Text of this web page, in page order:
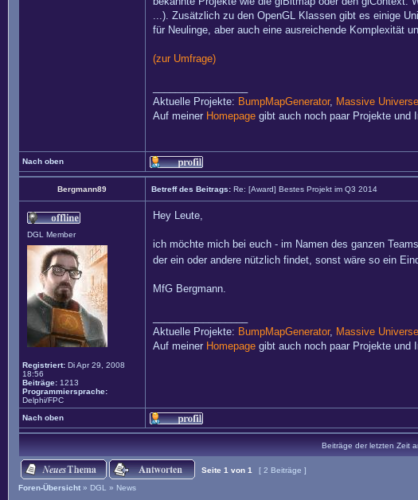
...). Zusätzlich zu den OpenGL Klassen gibt es einige
für Neulinge, aber auch eine ausreichende Komplexität
(zur Umfrage)
Aktuelle Projekte: BumpMapGenerator, Massive
Auf meiner Homepage gibt auch noch paar Projekte und
Nach oben
Bergmann89 Betreff des Beitrags: Re: [Award] Bestes Projekt im Q3 2014
DGL Member
Registriert: Di Apr 29, 2008
18:56
Beiträge: 1213
Programmiersprache:
Delphi/FPC
Hey Leute,
ich möchte mich bei euch - im Namen des ganzen
der ein oder andere nützlich findet, sonst wäre so ein
MfG Bergmann.
Aktuelle Projekte: BumpMapGenerator, Massive
Auf meiner Homepage gibt auch noch paar Projekte und
Nach oben
Beiträge der letzten Zeit
Seite 1 von 1
[ 2 Beiträge ]
Foren-Übersicht » DGL » News